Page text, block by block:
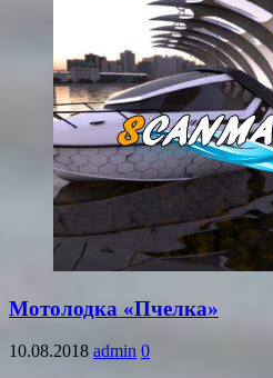
Мотолодка «Пчелка»
10.08.2018 admin 0